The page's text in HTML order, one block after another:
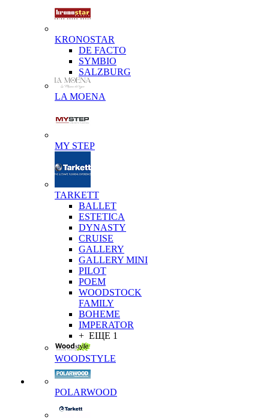
KRONOSTAR
DE FACTO
SYMBIO
SALZBURG
LA MOENA
MY STEP
TARKETT
BALLET
ESTETICA
DYNASTY
CRUISE
GALLERY
GALLERY MINI
PILOT
POEM
WOODSTOCK
FAMILY
BOHEME
IMPERATOR
+ ЕЩЕ 1
WOODSTYLE
POLARWOOD